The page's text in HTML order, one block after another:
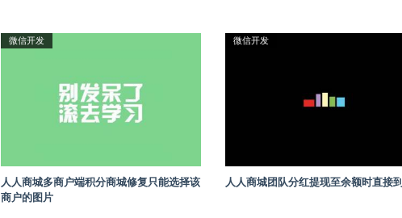
微信开发
人人商城多商户端积分商城修复只能选择该
商户的图片
微信开发
人人商城团队分红提现至余额时直接